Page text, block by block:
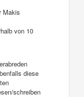
Makis
von 10
diese
schreiben